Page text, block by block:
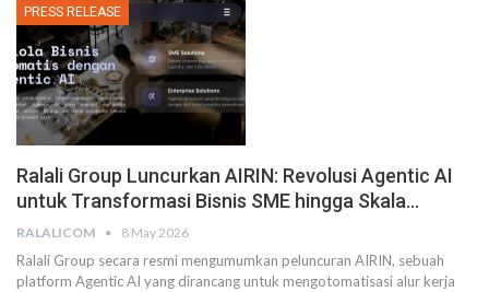
PRESS RELEASE
Ralali Group Luncurkan AIRIN: Revolusi Agentic AI
untuk Transformasi Bisnis SME hingga Skala…
RALALICOM 8 May 2026
Ralali Group secara resmi mengumumkan peluncuran AIRIN, sebuah
platform Agentic AI yang dirancang untuk mengotomatisasi alur kerja